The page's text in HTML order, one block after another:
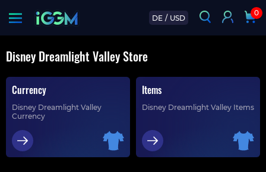
DE / USD
0
Disney Dreamlight Valley Store
Currency
Disney Dreamlight Valley
Currency
Items
Disney Dreamlight Valley Items